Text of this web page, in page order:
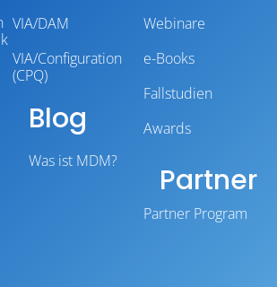
VIA/DAM
VIA/Configuration
(CPQ)
Blog
Was ist MDM?
Webinare
e-Books
Fallstudien
Awards
Partner
Partner Program